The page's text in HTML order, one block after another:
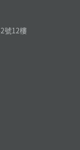
號12樓